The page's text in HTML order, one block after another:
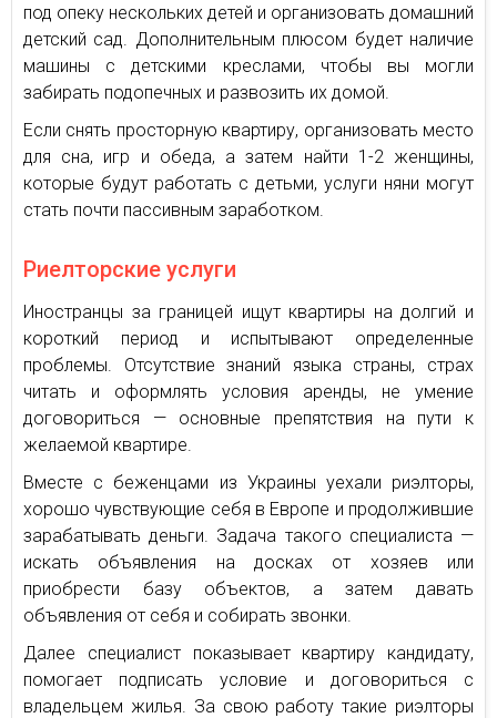
под опеку нескольких детей и организовать домашний
детский сад. Дополнительным плюсом будет наличие
машины с детскими креслами, чтобы вы могли
забирать подопечных и развозить их домой.
Если снять просторную квартиру, организовать место
для сна, игр и обеда, а затем найти 1-2 женщины,
которые будут работать с детьми, услуги няни могут
стать почти пассивным заработком.
Риелторские услуги
Иностранцы за границей ищут квартиры на долгий и
короткий период и испытывают определенные
проблемы. Отсутствие знаний языка страны, страх
читать и оформлять условия аренды, не умение
договориться — основные препятствия на пути к
желаемой квартире.
Вместе с беженцами из Украины уехали риэлторы,
хорошо чувствующие себя в Европе и продолжившие
зарабатывать деньги. Задача такого специалиста —
искать объявления на досках от хозяев или
приобрести базу объектов, а затем давать
объявления от себя и собирать звонки.
Далее специалист показывает квартиру кандидату,
помогает подписать условие и договориться с
владельцем жилья. За свою работу такие риэлторы